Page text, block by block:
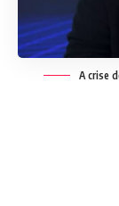
A crise